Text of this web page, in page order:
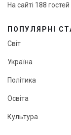
На сайті 188
ПОПУЛЯРНІ
Світ
Україна
Політика
Освіта
Культура